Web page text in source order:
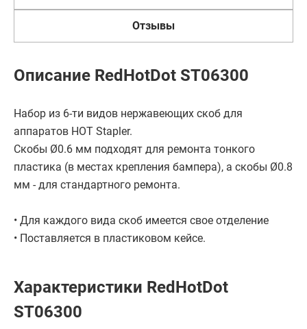
Отзывы
Описание RedHotDot ST06300
Набор из 6-ти видов нержавеющих скоб для
аппаратов HOT Stapler.
Скобы Ø0.6 мм подходят для ремонта тонкого
пластика (в местах крепления бампера), а скобы Ø0.8
мм - для стандартного ремонта.
• Для каждого вида скоб имеется свое отделение
• Поставляется в пластиковом кейсе.
Характеристики RedHotDot
ST06300